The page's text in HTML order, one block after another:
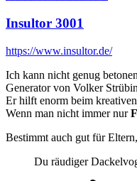
Insultor 3001
https://www.insultor.de/
Ich kann nicht genug
Generator von Volker
Er hilft enorm beim
Wenn man nicht immer nur
Bestimmt auch gut für
Du räudiger